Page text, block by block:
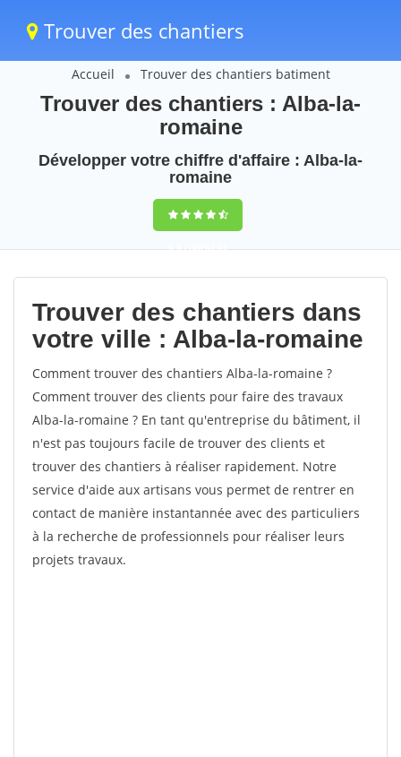
Trouver des chantiers
Accueil Trouver des chantiers batiment
Trouver des chantiers : Alba-la-
romaine
Développer votre chiffre d'affaire : Alba-la-
romaine
9,5(100%)45
votes
Trouver des chantiers dans
votre ville : Alba-la-romaine
Comment trouver des chantiers Alba-la-romaine ?
Comment trouver des clients pour faire des travaux
Alba-la-romaine ? En tant qu'entreprise du bâtiment, il
n'est pas toujours facile de trouver des clients et
trouver des chantiers à réaliser rapidement. Notre
service d'aide aux artisans vous permet de rentrer en
contact de manière instantannée avec des particuliers
à la recherche de professionnels pour réaliser leurs
projets travaux.